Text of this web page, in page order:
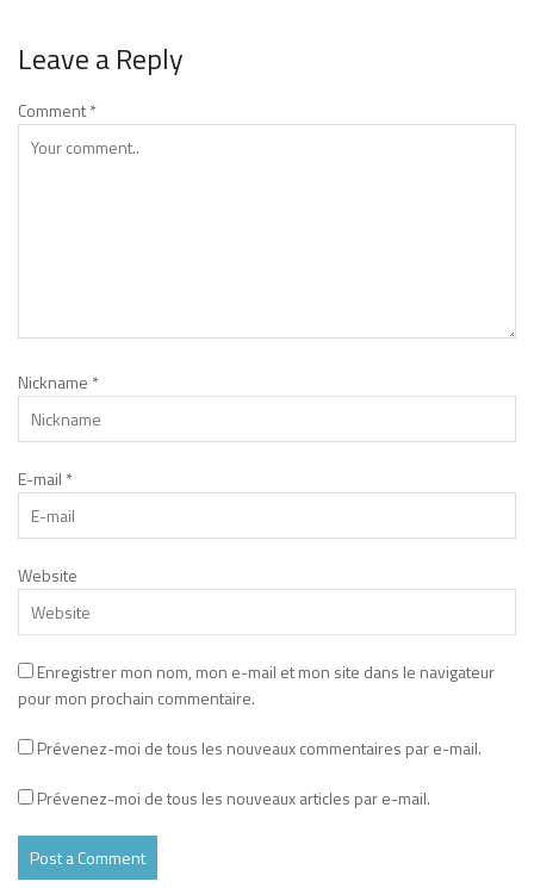
Leave a Reply
Comment*
Nickname *
E-mail *
Website
Enregistrer mon nom, mon e-mail et mon site dans le navigateur
pour mon prochain commentaire.
Prévenez-moi de tous les nouveaux commentaires par e-mail.
Prévenez-moi de tous les nouveaux articles par e-mail.